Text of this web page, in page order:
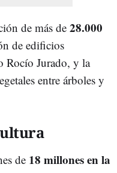
de más de 28.000
de edificios
Rocío Jurado, y la
entre árboles y
de 18 millones en la